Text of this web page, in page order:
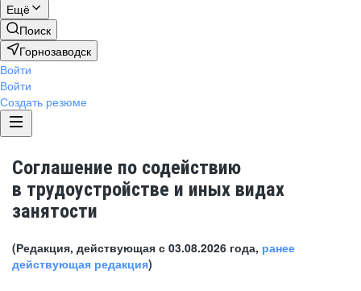
Ещё
Поиск
Горнозаводск
Войти
Войти
Создать резюме
Соглашение по содействию
в трудоустройстве и иных видах
занятости
(Редакция, действующая с 03.08.2026 года, ранее
действующая редакция)